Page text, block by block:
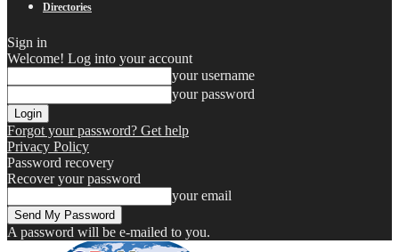
Directories
Sign in
Welcome! Log into your account
your username
your password
Forgot your password? Get help
Privacy Policy
Password recovery
Recover your password
your email
A password will be e-mailed to you.